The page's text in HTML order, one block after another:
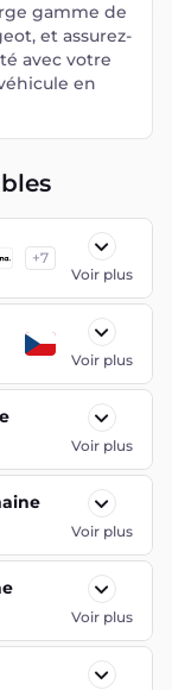
gamme de
et assurez-
avec votre
en
+7
Voir plus
Voir plus
Voir plus
Voir plus
Voir plus